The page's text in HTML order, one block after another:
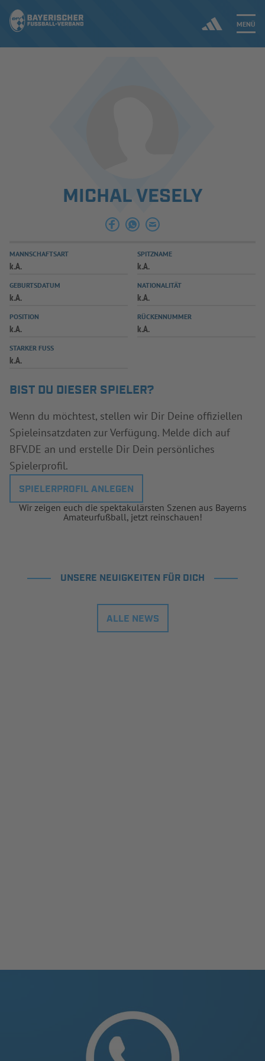
MENÜ
AUSBILDUNG & FÖRDERUNG
SPIELPLUS
MICHAL VESELY
MANNSCHAFTSART
k.A.
SPITZNAME
k.A.
GEBURTSDATUM
k.A.
NATIONALITÄT
k.A.
POSITION
k.A.
RÜCKENNUMMER
k.A.
STARKER FUSS
k.A.
BIST DU DIESER SPIELER?
Wenn du möchtest, stellen wir Dir Deine offiziellen
Spieleinsatzdaten zur Verfügung. Melde dich auf
BFV.DE an und erstelle Dir Dein persönliches
Spielerprofil.
SPIELERPROFIL ANLEGEN
Wir zeigen euch die spektakulärsten Szenen aus Bayerns
Amateurfußball, jetzt reinschauen!
UNSERE NEUIGKEITEN FÜR DICH
ALLE NEWS